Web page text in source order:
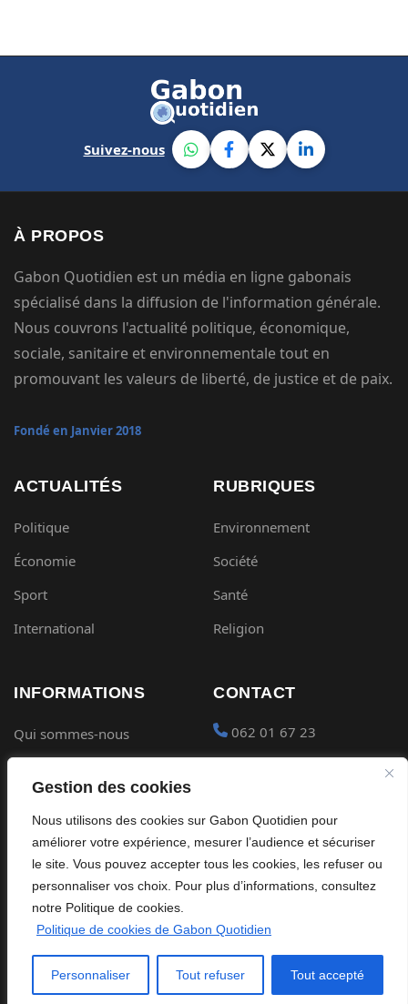
Gestion des cookies
Nous utilisons des cookies sur Gabon Quotidien pour
améliorer votre expérience, mesurer l’audience et sécuriser
le site. Vous pouvez accepter tous les cookies, les refuser ou
personnaliser vos choix. Pour plus d’informations, consultez
notre Politique de cookies.
Politique de cookies de Gabon Quotidien
Personnaliser Tout refuser Tout accepté
Suivez-nous
À PROPOS
Gabon Quotidien est un média en ligne gabonais
spécialisé dans la diffusion de l'information générale.
Nous couvrons l'actualité politique, économique,
sociale, sanitaire et environnementale tout en
promouvant les valeurs de liberté, de justice et de paix.
Fondé en Janvier 2018
ACTUALITÉS
Politique
Économie
Sport
International
RUBRIQUES
Environnement
Société
Santé
Religion
INFORMATIONS
Qui sommes-nous
Confidentialité
Cookies
CONTACT
062 01 67 23
Placer une Pub
Devenir partenaire
©2026Gabon Quotidien. Tous droits réservés.
Site édité par Global Streaming Africa